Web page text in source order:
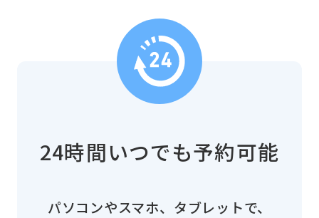
24時間いつでも予約可能
パソコンやスマホ、タブレットで、